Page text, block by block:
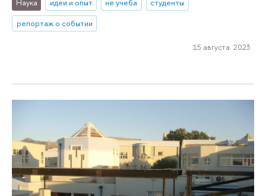
репортаж о событии
15 августа 2023